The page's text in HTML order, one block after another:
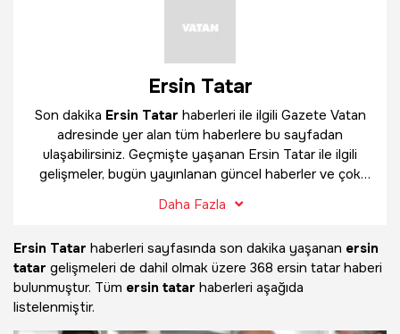
Ersin Tatar
Son dakika Ersin Tatar haberleri ile ilgili Gazete Vatan
adresinde yer alan tüm haberlere bu sayfadan
ulaşabilirsiniz. Geçmişte yaşanan Ersin Tatar ile ilgili
gelişmeler, bugün yayınlanan güncel haberler ve çok
bulabilirsiniz.
Daha Fazla
Ersin Tatar haberleri sayfasında son dakika yaşanan ersin
tatar gelişmeleri de dahil olmak üzere 368 ersin tatar haberi
bulunmuştur. Tüm ersin tatar haberleri aşağıda
listelenmiştir.